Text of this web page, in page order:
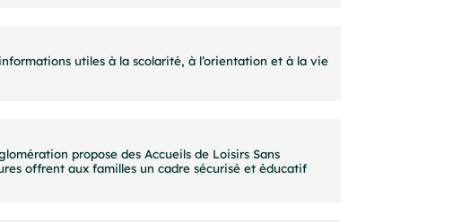
utiles à la scolarité, à l’orientation et à la vie
propose des Accueils de Loisirs Sans
offrent aux familles un cadre sécurisé et éducatif